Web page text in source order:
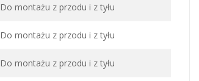
Do montażu z przodu i z tyłu
Do montażu z przodu i z tyłu
Do montażu z przodu i z tyłu